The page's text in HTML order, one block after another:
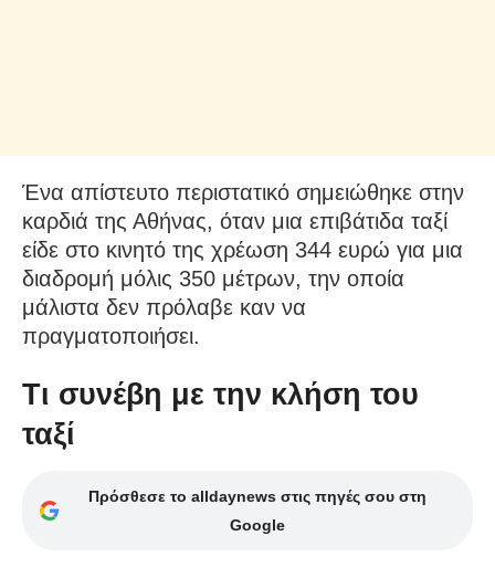
Ένα απίστευτο περιστατικό σημειώθηκε στην
καρδιά της Αθήνας, όταν μια επιβάτιδα ταξί
είδε στο κινητό της χρέωση 344 ευρώ για μια
διαδρομή μόλις 350 μέτρων, την οποία
μάλιστα δεν πρόλαβε καν να
πραγματοποιήσει.
Τι συνέβη με την κλήση του
ταξί
Πρόσθεσε το alldaynews στις πηγές σου στη
Google